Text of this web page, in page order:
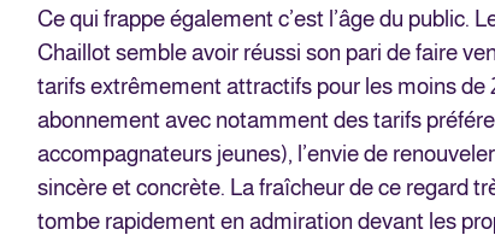
Ce qui frappe également c’est l’âge du public.
Chaillot semble avoir réussi son pari de faire
tarifs extrêmement attractifs pour les moins de
abonnement avec notamment des tarifs
accompagnateurs jeunes), l’envie de
sincère et concrète. La fraîcheur de ce regard
tombe rapidement en admiration devant les